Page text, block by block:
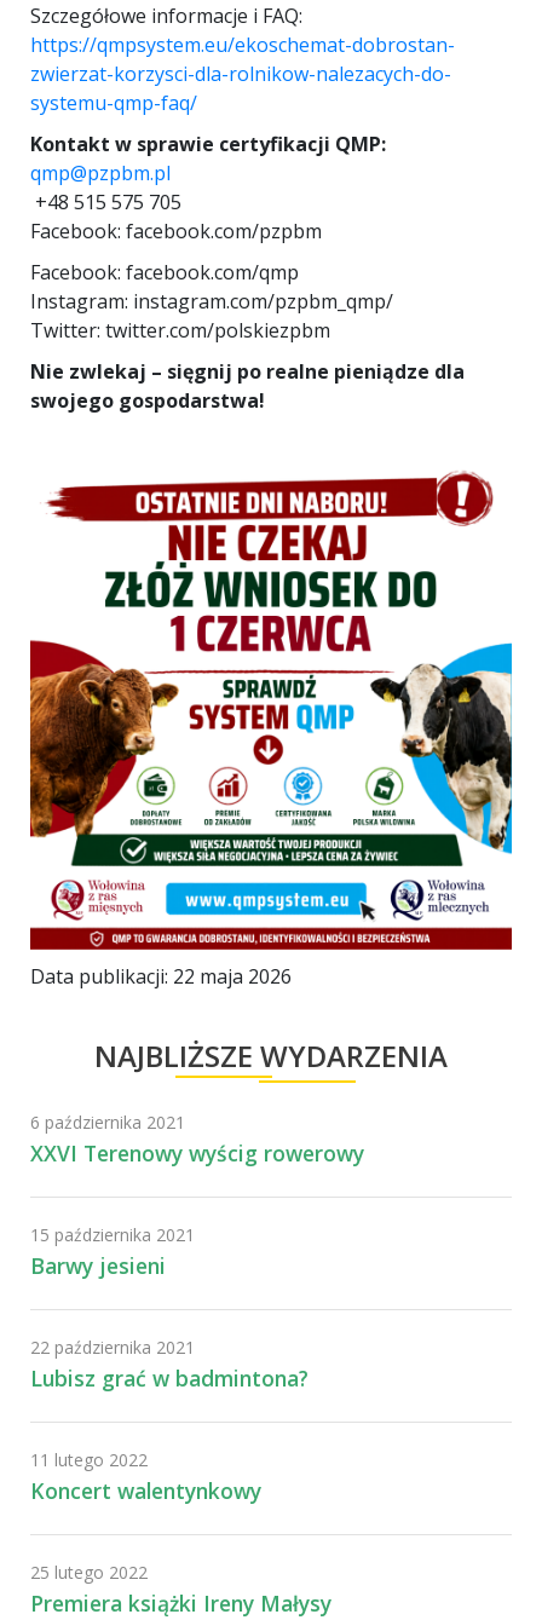
Szczegółowe informacje i FAQ:
https://qmpsystem.eu/ekoschemat-dobrostan-
zwierzat-korzysci-dla-rolnikow-nalezacych-do-
systemu-qmp-faq/
Kontakt w sprawie certyfikacji QMP:
qmp@pzpbm.pl
+48 515 575 705
Facebook: facebook.com/pzpbm
Facebook: facebook.com/qmp
Instagram: instagram.com/pzpbm_qmp/
Twitter: twitter.com/polskiezpbm
Nie zwlekaj – sięgnij po realne pieniądze dla
swojego gospodarstwa!
Data publikacji: 22 maja 2026
NAJBLIŻSZE WYDARZENIA
6 października 2021
XXVI Terenowy wyścig rowerowy
15 października 2021
Barwy jesieni
22 października 2021
Lubisz grać w badmintona?
11 lutego 2022
Koncert walentynkowy
25 lutego 2022
Premiera książki Ireny Małysy